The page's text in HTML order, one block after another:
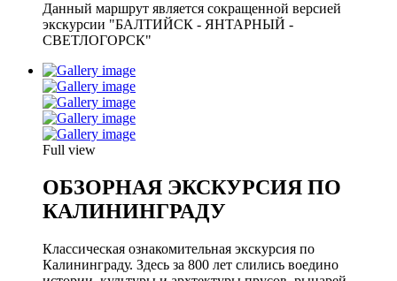
Данный маршрут является сокращенной версией
экскурсии "БАЛТИЙСК - ЯНТАРНЫЙ -
СВЕТЛОГОРСК"
Full view
ОБЗОРНАЯ ЭКСКУРСИЯ ПО
КАЛИНИНГРАДУ
Классическая ознакомительная экскурсия по
Калининграду. Здесь за 800 лет слились воедино